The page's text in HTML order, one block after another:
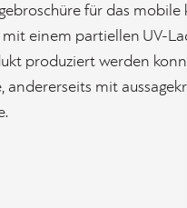
für das mobile
einem partiellen UV-
produziert werden
andererseits mit